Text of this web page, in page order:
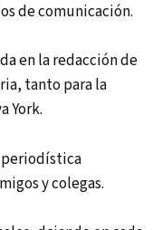
de comunicación.
en la redacción de
tanto para la
York.
periodística
y colegas.